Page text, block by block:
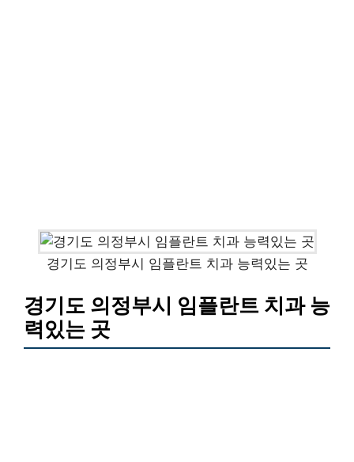
경기도 의정부시 임플란트 치과 능력있는 곳
경기도 의정부시 임플란트 치과 능
력있는 곳